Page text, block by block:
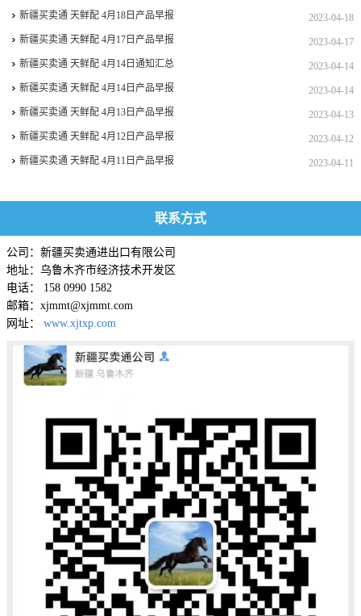
2023-04-18
新疆买卖通 天鲜配 4月18日产品早报
2023-04-17
新疆买卖通 天鲜配 4月17日产品早报
2023-04-14
新疆买卖通 天鲜配 4月14日通知汇总
2023-04-14
新疆买卖通 天鲜配 4月14日产品早报
2023-04-13
新疆买卖通 天鲜配 4月13日产品早报
2023-04-12
新疆买卖通 天鲜配 4月12日产品早报
2023-04-11
新疆买卖通 天鲜配 4月11日产品早报
联系方式
公司：新疆买卖通进出口有限公司
地址：乌鲁木齐市经济技术开发区
电话： 158 0990 1582
邮箱：xjmmt@xjmmt.com
网址： www.xjtxp.com